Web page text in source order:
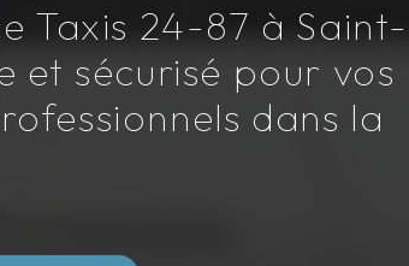
Taxis 24-87 à Saint-
et sécurisé pour vos
dans la